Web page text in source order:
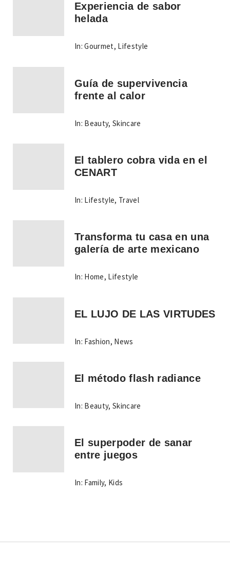
Experiencia de sabor
helada
In: Gourmet, Lifestyle
Guía de supervivencia
frente al calor
In: Beauty,Skincare
El tablero cobra vida en el
CENART
In: Lifestyle, Travel
Transforma tu casa en una
galería de arte mexicano
In: Home, Lifestyle
EL LUJO DE LAS VIRTUDES
In: Fashion, News
El método flash radiance
In: Beauty,Skincare
El superpoder de sanar
entre juegos
In: Family, Kids